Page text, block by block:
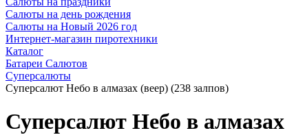
Салюты на день рождения
Салюты на Новый 2026 год
Интернет-магазин пиротехники
Каталог
Батареи Салютов
Суперсалюты
Суперсалют Небо в алмазах (веер) (238 залпов)
Суперсалют Небо в